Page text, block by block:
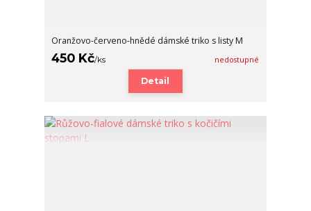
Oranžovo-červeno-hnědé dámské triko s listy M
450 Kč/ks nedostupné
Detail